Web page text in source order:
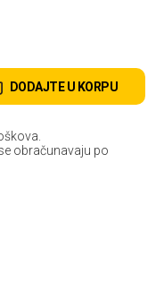
DODAJTE U KORPU
obračunavaju po